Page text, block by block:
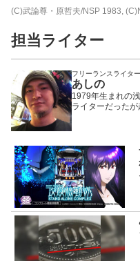
(C)武論尊・原哲夫/NSP 1983,
担当ライター
フリーランスライター
あしの
1979年生まれの
ライターだった
トーにしている